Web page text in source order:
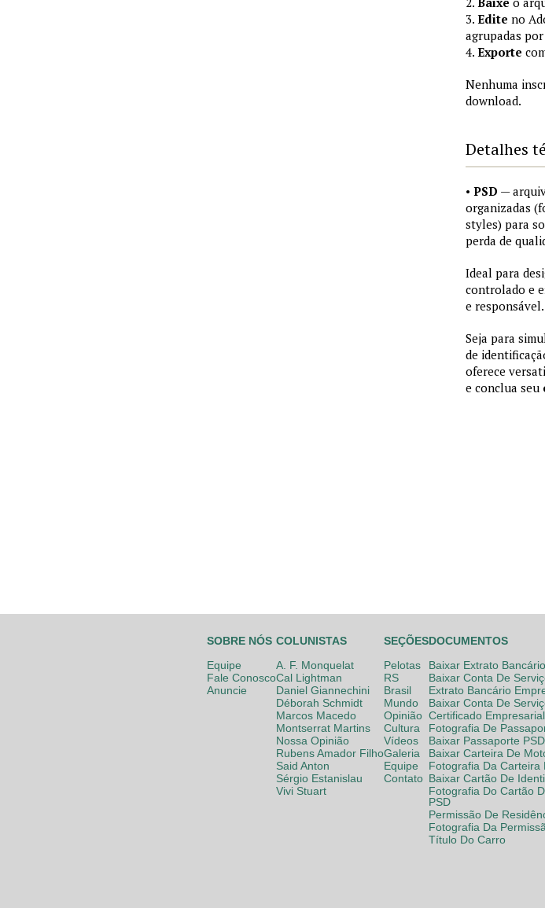
3. Edite no
agrupadas
4. Exporte
Nenhuma
download.
Detalhes
• PSD —
organizadas
styles) para
perda de
Ideal para
controlado e
e responsável.
Seja para
de
oferece
e conclua seu
SOBRE NÓS
Equipe
Fale Conosco
Anuncie
COLUNISTAS
A. F. Monquelat
Cal Lightman
Daniel Giannechini
Déborah Schmidt
Marcos Macedo
Montserrat Martins
Nossa Opinião
Rubens Amador Filho
Said Anton
Sérgio Estanislau
Vivi Stuart
SEÇÕES
Pelotas
RS
Brasil
Mundo
Opinião
Cultura
Vídeos
Galeria
Equipe
Contato
DOCUMENTOS
Baixar Extrato
Baixar Conta De
Extrato Bancário
Baixar Conta De
Certificado Empresarial
Fotografia De
Baixar Passaporte PSD
Baixar Carteira De
Fotografia Da Carteira
Baixar Cartão De
Fotografia Do Cartão
PSD
Permissão De
Fotografia Da
Título Do Carro